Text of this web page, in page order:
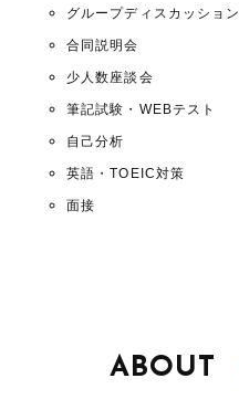
グループディスカッション
合同説明会
少人数座談会
筆記試験・WEBテスト
自己分析
英語・TOEIC対策
面接
ABOUT